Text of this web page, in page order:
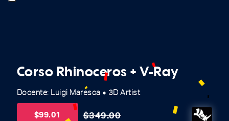
Corso Rhinoceros + V-Ray
Docente: Luigi Maresca fiber_manual_record 3D Artist
$349.00
$99.01